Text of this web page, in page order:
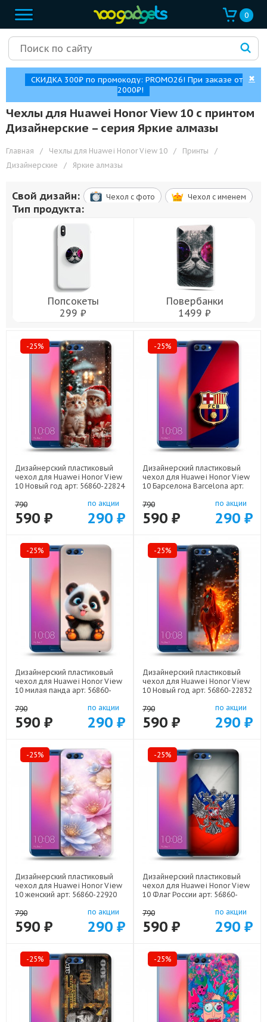
0
СКИДКА 300₽ по промокоду: PROMO26! При заказе от
2000₽!
✖
Чехлы для Huawei Honor View 10 с принтом
Дизайнерские – cерия Яркие алмазы
Главная / Чехлы для Huawei Honor View 10 / Принты
/
Дизайнерские
/ Яркие алмазы
Свой дизайн: Чехол c фото Чехол c именем
Тип продукта:
Попсокеты
299 ₽
Повербанки
1499 ₽
-25%
Дизайнерский пластиковый
чехол для Huawei Honor View
10 Новый год арт: 56860-22824
790
590 ₽
по акции
290 ₽
-25%
Дизайнерский пластиковый
чехол для Huawei Honor View
10 Барселона Barcelona арт:
790
590 ₽
по акции
290 ₽
-25%
Дизайнерский пластиковый
чехол для Huawei Honor View
10 милая панда арт: 56860-
790
590 ₽
по акции
290 ₽
-25%
Дизайнерский пластиковый
чехол для Huawei Honor View
10 Новый год арт: 56860-22832
790
590 ₽
по акции
290 ₽
-25%
Дизайнерский пластиковый
чехол для Huawei Honor View
10 женский арт: 56860-22920
790
590 ₽
по акции
290 ₽
-25%
Дизайнерский пластиковый
чехол для Huawei Honor View
10 Флаг России арт: 56860-
790
590 ₽
по акции
290 ₽
-25% -25%